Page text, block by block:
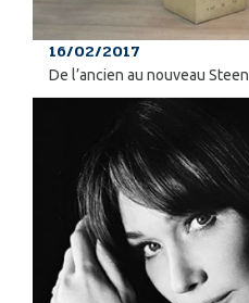
16/02/2017
De l’ancien au nouveau Steen